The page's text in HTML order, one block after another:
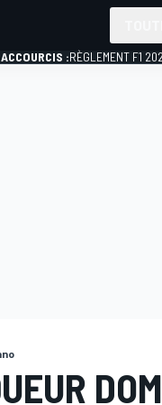
:RÈGLEMENT F1